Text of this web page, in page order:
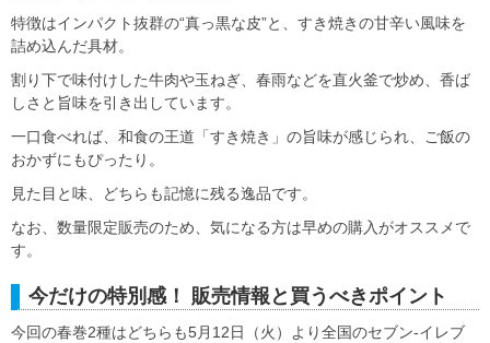
特徴はインパクト抜群の“真っ黒な皮”と、すき焼きの甘辛い風味を
詰め込んだ具材。
割り下で味付けした牛肉や玉ねぎ、春雨などを直火釜で炒め、香ば
しさと旨味を引き出しています。
一口食べれば、和食の王道「すき焼き」の旨味が感じられ、ご飯の
おかずにもぴったり。
見た目と味、どちらも記憶に残る逸品です。
なお、数量限定販売のため、気になる方は早めの購入がオススメで
す。
今だけの特別感！ 販売情報と買うべきポイント
今回の春巻2種はどちらも5月12日（火）より全国のセブン‐イレブ